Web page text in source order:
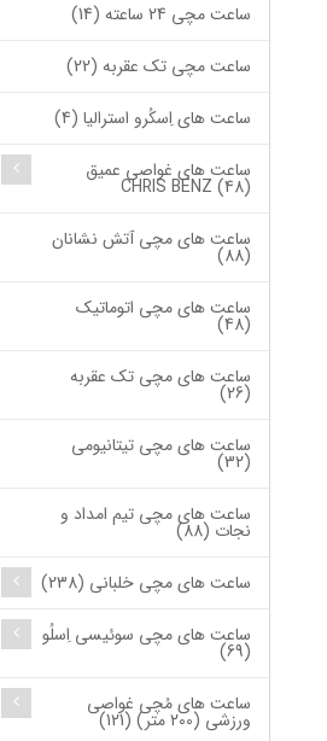
ساعت مچی 24 ساعته (14)
ساعت مچی تک عقربه (22)
ساعت های اِسکُرو استرالیا (4)
ساعت های غواصی عمیق
CHRIS BENZ (48)
ساعت های مچی آتش نشانان
(88)
ساعت های مچی اتوماتیک
(48)
ساعت های مچی تک عقربه
(26)
ساعت های مچی تیتانیومی
(32)
ساعت های مچی تیم امداد و
نجات (88)
ساعت های مچی خلبانی (238)
ساعت های مچی سوئیسی اِسلُو
(69)
ساعت های مُچی غواصی
ورزشی (200 متر) (121)